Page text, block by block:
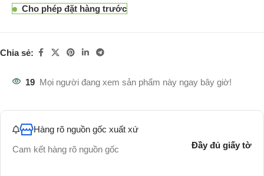
Cho phép đặt hàng trước
Chia sẻ:
19 Mọi người đang xem sản phẩm này ngay bây giờ!
Hàng rõ nguồn gốc xuất xứ
Cam kết hàng rõ nguồn gốc
Đầy đủ giấy tờ